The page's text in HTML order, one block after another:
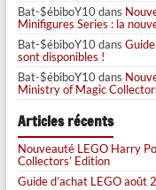
Bat-$ébiboY10dans
Minifigures Series : la
Bat-$ébiboY10dans
sont disponibles !
Bat-$ébiboY10dans
Ministry of Magic
Articles récents
Nouveauté LEGO Harry
Collectors’ Edition
Guide d’achat LEGO août